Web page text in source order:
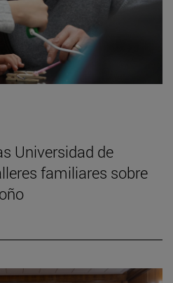
Universidad de
familiares sobre